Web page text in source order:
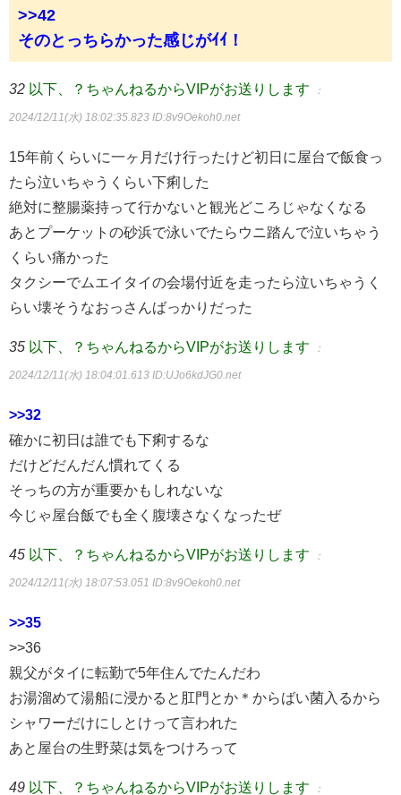
>>42
そのとっちらかった感じがｲｲ！
32 以下、？ちゃんねるからVIPがお送りします ：
2024/12/11(水) 18:02:35.823 ID:8v9Oekoh0.net
15年前くらいに一ヶ月だけ行ったけど初日に屋台で飯食っ
たら泣いちゃうくらい下痢した
絶対に整腸薬持って行かないと観光どころじゃなくなる
あとプーケットの砂浜で泳いでたらウニ踏んで泣いちゃう
くらい痛かった
タクシーでムエイタイの会場付近を走ったら泣いちゃうく
らい壊そうなおっさんばっかりだった
35 以下、？ちゃんねるからVIPがお送りします ：
2024/12/11(水) 18:04:01.613 ID:UJo6kdJG0.net
>>32
確かに初日は誰でも下痢するな
だけどだんだん慣れてくる
そっちの方が重要かもしれないな
今じゃ屋台飯でも全く腹壊さなくなったぜ
45 以下、？ちゃんねるからVIPがお送りします ：
2024/12/11(水) 18:07:53.051 ID:8v9Oekoh0.net
>>35
>>36
親父がタイに転勤で5年住んでたんだわ
お湯溜めて湯船に浸かると肛門とか＊からばい菌入るから
シャワーだけにしとけって言われた
あと屋台の生野菜は気をつけろって
49 以下、？ちゃんねるからVIPがお送りします ：